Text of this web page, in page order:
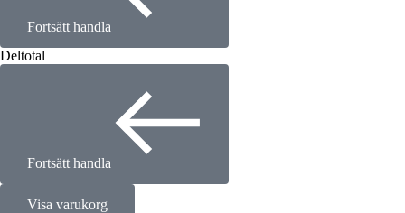
Fortsätt handla
Deltotal
Fortsätt handla
Visa varukorg